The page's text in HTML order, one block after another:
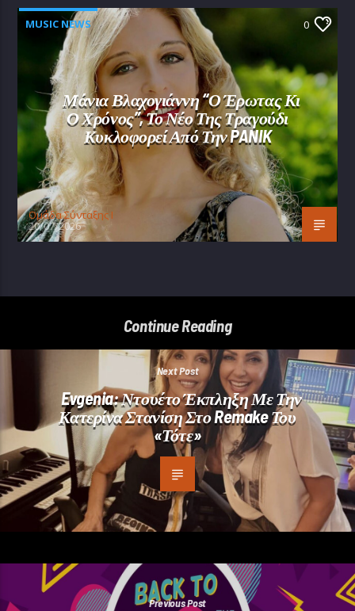
MUSIC NEWS 0
Μάνια Βλαχογιάννη “Ο Έρωτας Κι
Ο Χρόνος”, Το Νέο Της Τραγούδι
Κυκλοφορεί Από Την PANIK
Oμάδα Σύνταξης Ι
20/07/2026
Continue Reading
Next Post
Evgenia: Ντουέτο Έκπληξη Με Την
Κατερίνα Στανίση Στο Remake Του
«Τότε»
Previous Post